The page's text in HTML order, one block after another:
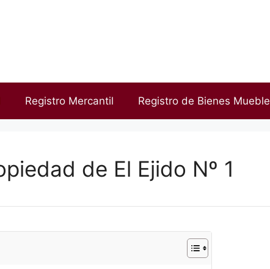
Registro Mercantil Registro de Bienes
de El Ejido Nº 1